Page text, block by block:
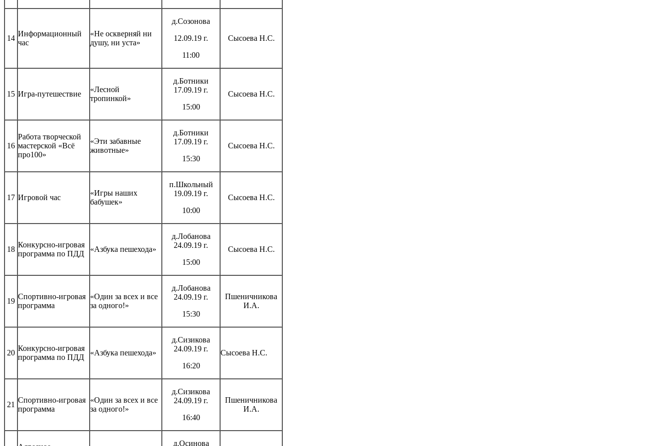
14
Информационный
час
«Не оскверняй ни
душу, ни уста»
д.Созонова
12.09.19 г.
11:00
Сысоева Н.С.
15 Игра-путешествие
«Лесной
тропинкой»
д.Ботники
17.09.19 г.
15:00
Сысоева Н.С.
16
Работа творческой
мастерской «Всё
про100»
«Эти забавные
животные»
д.Ботники
17.09.19 г.
15:30
Сысоева Н.С.
17 Игровой час
«Игры наших
бабушек»
п.Школьный
19.09.19 г.
10:00
Сысоева Н.С.
18
Конкурсно-игровая
программа по ПДД
«Азбука пешехода»
д.Лобанова
24.09.19 г.
15:00
Сысоева Н.С.
19
Спортивно-игровая
программа
«Один за всех и все
за одного!»
д.Лобанова
24.09.19 г.
15:30
Пшеничникова
И.А.
20
Конкурсно-игровая
программа по ПДД
«Азбука пешехода»
д.Сизикова
24.09.19 г.
16:20
Сысоева Н.С.
21
Спортивно-игровая
программа
«Один за всех и все
за одного!»
д.Сизикова
24.09.19 г.
16:40
Пшеничникова
И.А.
д.Осинова